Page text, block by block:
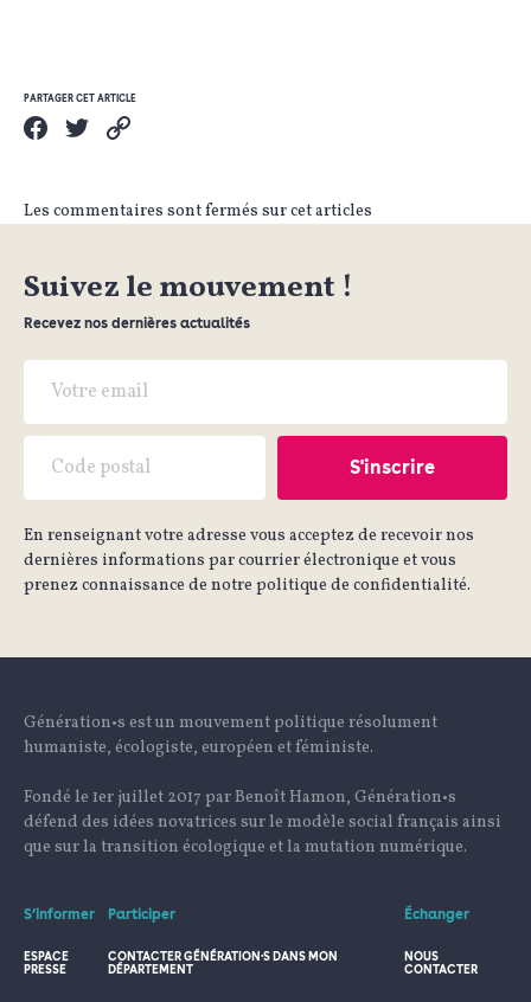
PARTAGER CET ARTICLE
Les commentaires sont fermés sur cet articles
Suivez le mouvement !
Recevez nos dernières actualités
En renseignant votre adresse vous acceptez de recevoir nos
dernières informations par courrier électronique et vous
prenez connaissance de notre politique de confidentialité.
Génération•s est un mouvement politique résolument
humaniste, écologiste, européen et féministe.
Fondé le 1er juillet 2017 par Benoît Hamon, Génération•s
défend des idées novatrices sur le modèle social français ainsi
que sur la transition écologique et la mutation numérique.
S’informer
ESPACE
PRESSE
Participer
CONTACTER GÉNÉRATION·S DANS MON
DÉPARTEMENT
Échanger
NOUS
CONTACTER